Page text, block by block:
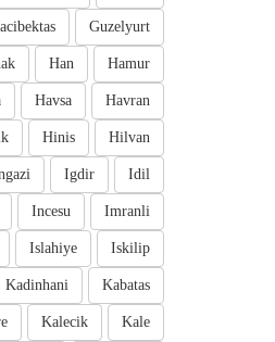
Guzelyurt
Hamur
Han
Havran
Havsa
Hilvan
Hinis
Idil
Igdir
Imranli
Incesu
Iskilip
Islahiye
Kabatas
Kadinhani
Kale
Kalecik